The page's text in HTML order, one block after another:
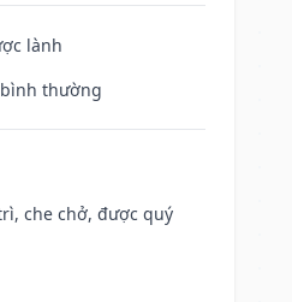
lành
thường
che chở, được quý